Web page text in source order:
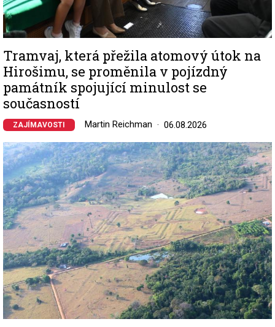
Tramvaj, která přežila atomový útok na
Hirošimu, se proměnila v pojízdný
památník spojující minulost se
současností
ZAJÍMAVOSTI Martin Reichman 06.08.2026
Image